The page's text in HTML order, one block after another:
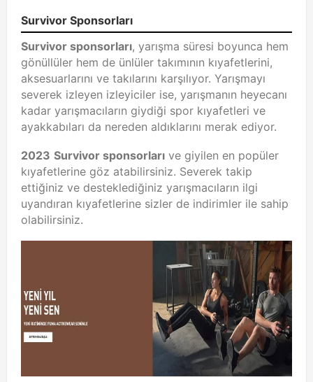
Survivor Sponsorları
Survivor sponsorları, yarışma süresi boyunca hem
gönüllüler hem de ünlüler takımının kıyafetlerini,
aksesuarlarını ve takılarını karşılıyor. Yarışmayı
severek izleyen izleyiciler ise, yarışmanın heyecanı
kadar yarışmacıların giydiği spor kıyafetleri ve
ayakkabıları da nereden aldıklarını merak ediyor.
2023 Survivor sponsorları ve giyilen en popüler
kıyafetlerine göz atabilirsiniz. Severek takip
ettiğiniz ve desteklediğiniz yarışmacıların ilgi
uyandıran kıyafetlerine sizler de indirimler ile sahip
olabilirsiniz.